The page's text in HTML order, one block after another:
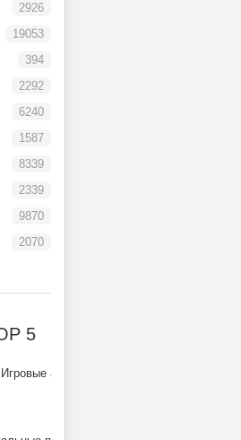
2926
19053
394
2292
6240
1587
8339
2339
9870
2070
5
автоматы